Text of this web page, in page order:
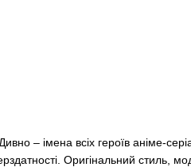
– імена всіх героїв аніме-
Оригінальний стиль,